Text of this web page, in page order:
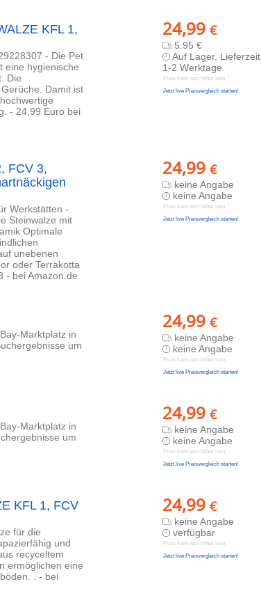
24,99 €
5.95 €
Auf Lager, Lieferzeit
1-2 Werktage
Preis kann jetzt höher sein
Jetzt live Preisvergleich starten!
KFL 1,
- Die Pet
eine hygienische
Die
Damit ist
- 24,99 Euro bei
24,99 €
keine Angabe
keine Angabe
Preis kann jetzt höher sein
Jetzt live Preisvergleich starten!
FCV 3,
Werkstätten -
Steinwalze mit
Optimale
unebenen
oder Terrakotta
- bei Amazon.de
24,99 €
keine Angabe
keine Angabe
Preis kann jetzt höher sein
Jetzt live Preisvergleich starten!
Marktplatz in
um
24,99 €
keine Angabe
keine Angabe
Preis kann jetzt höher sein
Jetzt live Preisvergleich starten!
Marktplatz in
um
24,99 €
keine Angabe
verfügbar
Preis kann jetzt höher sein
Jetzt live Preisvergleich starten!
KFL 1, FCV
für die
und
recyceltem
ermöglichen eine
. - bei